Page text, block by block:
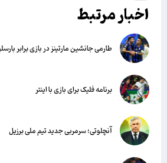
اخبار مرتبط
طارمی جانشین مارتینز در بازی برابر بارسلونا
برنامه فلیک برای بازی با اینتر
آنچلوتی؛ سرمربی جدید تیم ملی برزیل